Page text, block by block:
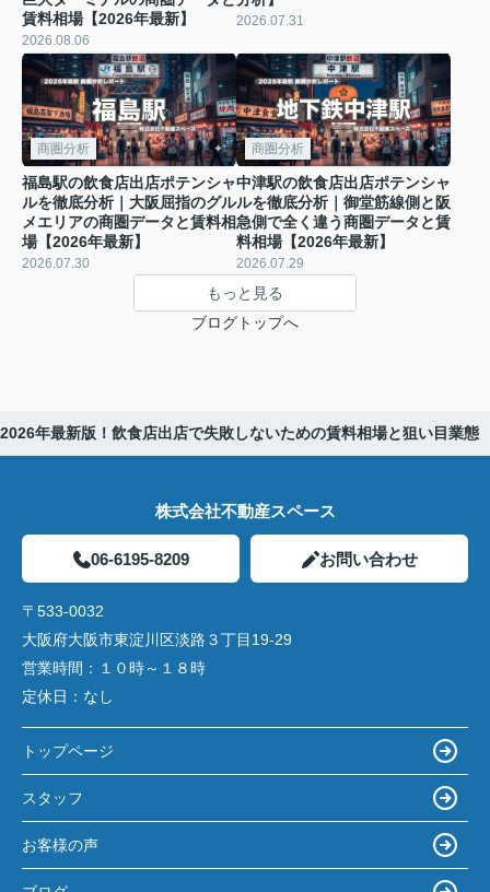
賃料相場【2026年最新】
2026.08.06
2026.07.31
商圏分析
福島駅の飲食店出店ポテンシャ
ルを徹底分析｜大阪屈指のグル
メエリアの商圏データと賃料相
場【2026年最新】
2026.07.30
商圏分析
中津駅の飲食店出店ポテンシャ
ルを徹底分析｜御堂筋線側と阪
急側で全く違う商圏データと賃
料相場【2026年最新】
2026.07.29
もっと見る
ブログトップへ
年最新版！飲食店出店で失敗しないための賃料相場と狙い目業態
株式会社不動産スペース
06-6195-8209 お問い合わせ
〒533-0032
大阪府大阪市東淀川区淡路３丁目19-29
営業時間： １０時～１８時
定休日： なし
トップページ
スタッフ
お客様の声